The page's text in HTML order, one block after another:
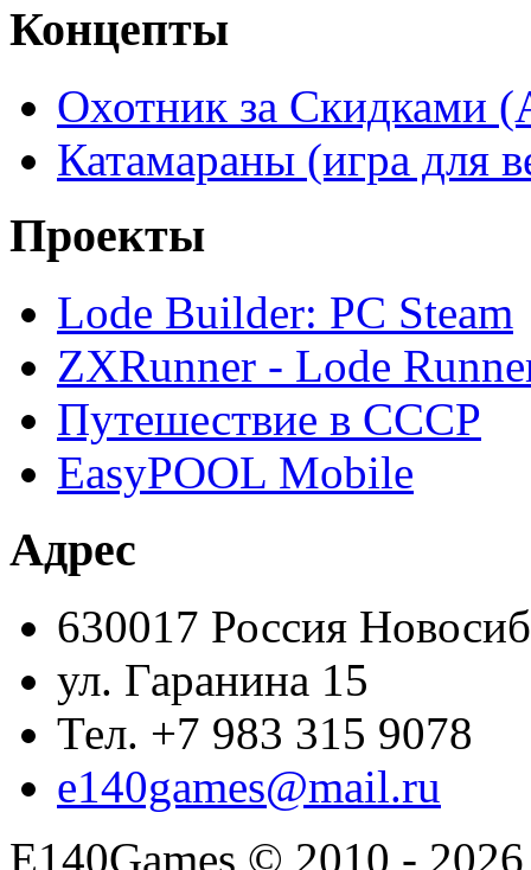
Концепты
Охотник за Скидками
Катамараны (игра для
Проекты
Lode Builder: PC Steam
ZXRunner - Lode
Путешествие в СССР
EasyPOOL Mobile
Адрес
630017 Россия
ул. Гаранина 15
Тел. +7 983 315 9078
e140games@mail.ru
E140Games © 2010 - 2026